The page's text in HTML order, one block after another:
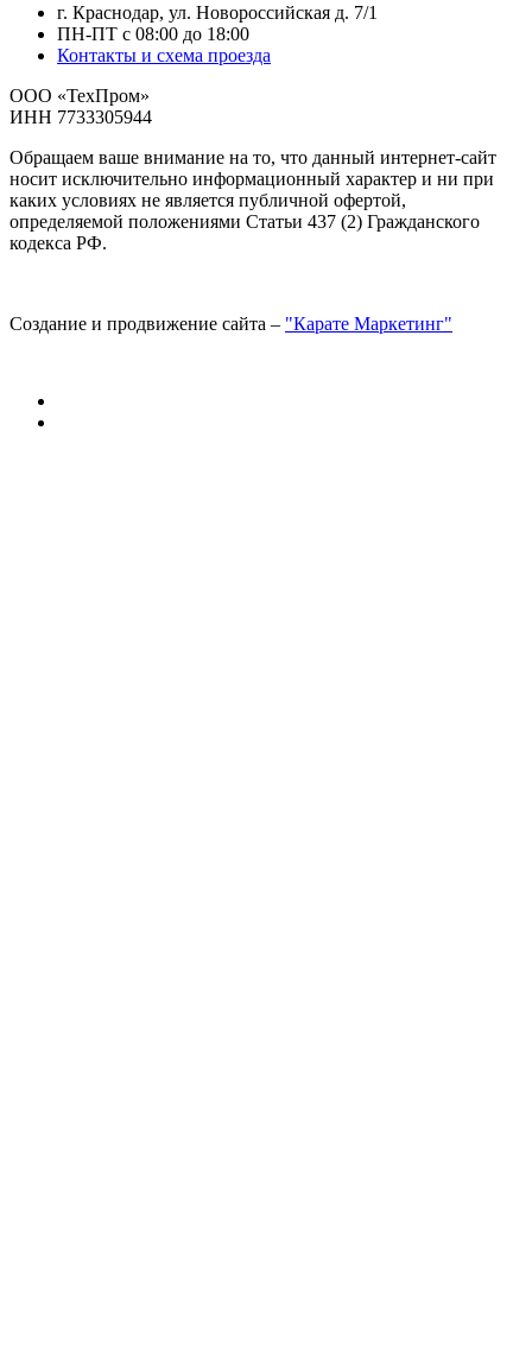
г. Краснодар, ул. Новороссийская д. 7/1
ПН-ПТ с 08:00 до 18:00
Контакты и схема проезда
ООО «ТехПром»
ИНН 7733305944
Обращаем ваше внимание на то, что данный интернет-сайт
носит исключительно информационный характер и ни при
каких условиях не является публичной офертой,
определяемой положениями Статьи 437 (2) Гражданского
кодекса РФ.
Создание и продвижение сайта – "Карате Маркетинг"